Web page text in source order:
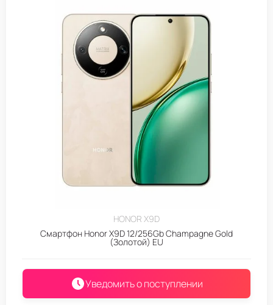
HONOR X9D
Смартфон Honor X9D 12/256Gb Champagne Gold
(Золотой) EU
Уведомить о поступлении